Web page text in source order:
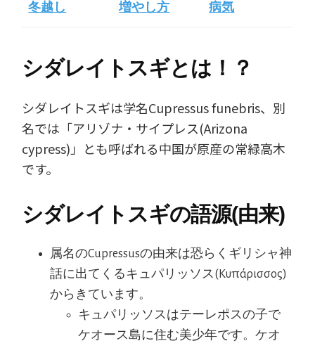
冬越し 増やし方 病気
シダレイトスギとは！？
シダレイトスギは学名Cupressus funebris、別
名では「アリゾナ・サイプレス(Arizona
cypress)」とも呼ばれる中国が原産の常緑高木
です。
シダレイトスギの語源(由来)
属名のCupressusの由来は恐らくギリシャ神
話に出てくるキュパリッソス(Κυπάρισσος)
からきています。
キュパリッソスはテーレポスの子で
ケオース島に住む美少年です。ケオ